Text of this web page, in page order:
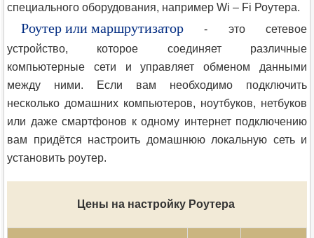
специального оборудования, например Wi – Fi Роутера.
Роутер или маршрутизатор - это сетевое
устройство, которое соединяет различные
компьютерные сети и управляет обменом данными
между ними. Если вам необходимо подключить
несколько домашних компьютеров, ноутбуков, нетбуков
или даже смартфонов к одному интернет подключению
вам придётся настроить домашнюю локальную сеть и
установить роутер.
Цены на настройку Роутера